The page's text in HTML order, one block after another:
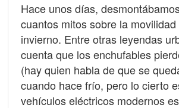
Hace unos días,
cuantos mitos sobre la
invierno. Entre otras leyendas
cuenta que los enchufables
(hay quien habla de que se
cuando hace frío, pero lo cierto
vehículos eléctricos modernos